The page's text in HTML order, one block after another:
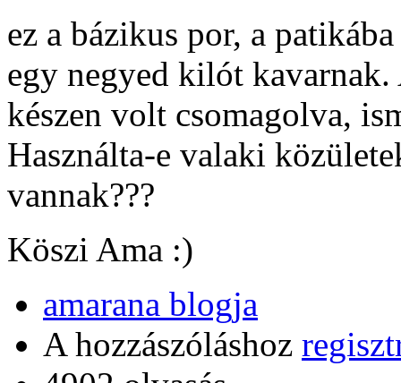
ez a bázikus por, a
egy negyed kilót
készen volt csomagolva,
Használta-e valaki
vannak???
Köszi Ama :)
amarana blogja
A hozzászóláshoz